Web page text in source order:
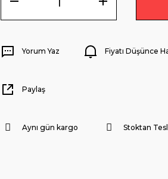
Yorum Yaz Fiyatı Düşünce
Paylaş
Aynı gün kargo Stoktan